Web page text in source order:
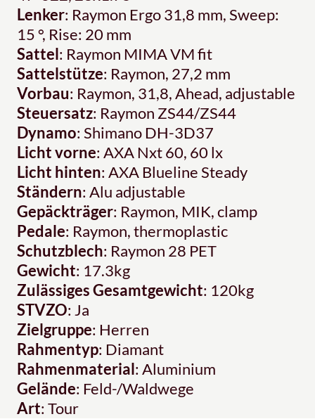
Lenker: Raymon Ergo 31,8 mm, Sweep:
15 °, Rise: 20 mm
Sattel: Raymon MIMA VM fit
Sattelstütze: Raymon, 27,2 mm
Vorbau: Raymon, 31,8, Ahead, adjustable
Steuersatz: Raymon ZS44/ZS44
Dynamo: Shimano DH-3D37
Licht vorne: AXA Nxt 60, 60 lx
Licht hinten: AXA Blueline Steady
Ständern: Alu adjustable
Gepäckträger: Raymon, MIK, clamp
Pedale: Raymon, thermoplastic
Schutzblech: Raymon 28 PET
Gewicht: 17.3kg
Zulässiges Gesamtgewicht: 120kg
STVZO: Ja
Zielgruppe: Herren
Rahmentyp: Diamant
Rahmenmaterial: Aluminium
Gelände: Feld-/Waldwege
Art: Tour